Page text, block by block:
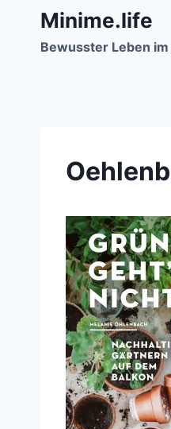
springen
Minime.life
Bewusster Leben